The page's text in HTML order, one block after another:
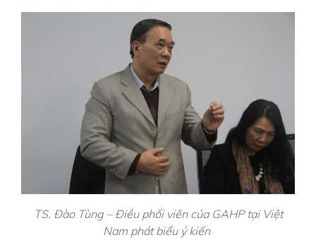
TS. Đào Tùng – Điều phối viên của GAHP tại Việt
Nam phát biểu ý kiến